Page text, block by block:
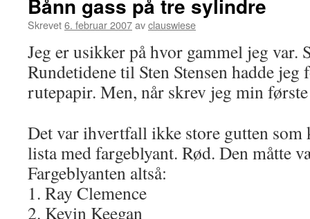
Bånn gass på tre sylindre
Skrevet6. februar 2007avclauswiese
Jeg er usikker på hvor gammel jeg var.
Rundetidene til Sten Stensen hadde
rutepapir. Men, når skrev jeg min
Det var ihvertfall ikke store gutten som
lista med fargeblyant. Rød. Den måtte
Fargeblyanten altså:
1. Ray Clemence
2. Kevin Keegan